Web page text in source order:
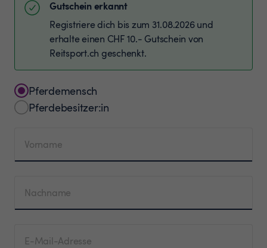
Gutschein erkannt
Registriere dich bis zum 31.08.2026 und
erhalte einen CHF 10.- Gutschein von
Reitsport.ch geschenkt.
Pferdemensch
Pferdebesitzer:in
Vorname
Nachname
E-Mail-Adresse